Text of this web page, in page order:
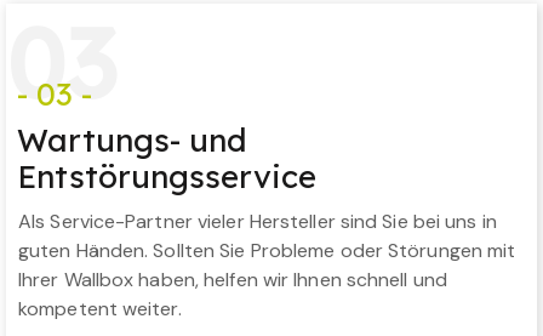
03
- 03 -
Wartungs- und
Entstörungsservice
Als Service-Partner vieler Hersteller sind Sie bei uns in
guten Händen. Sollten Sie Probleme oder Störungen mit
Ihrer Wallbox haben, helfen wir Ihnen schnell und
kompetent weiter.